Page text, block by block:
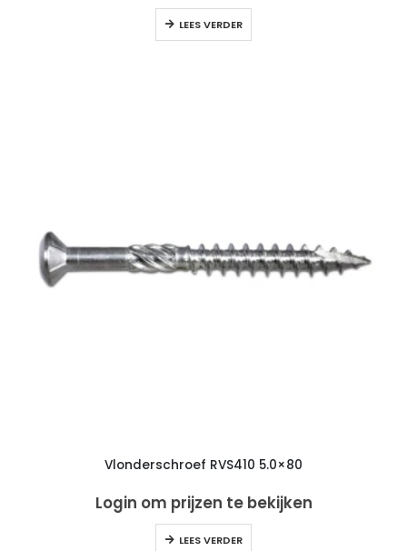
LEES VERDER
Vlonderschroef RVS410 5.0×80
Login om prijzen te bekijken
LEES VERDER